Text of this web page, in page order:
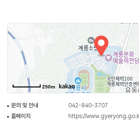
250m
문의 및 안내
042-840-3707
홈페이지
https://